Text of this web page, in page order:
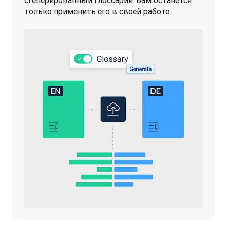
только применить его в своей работе.